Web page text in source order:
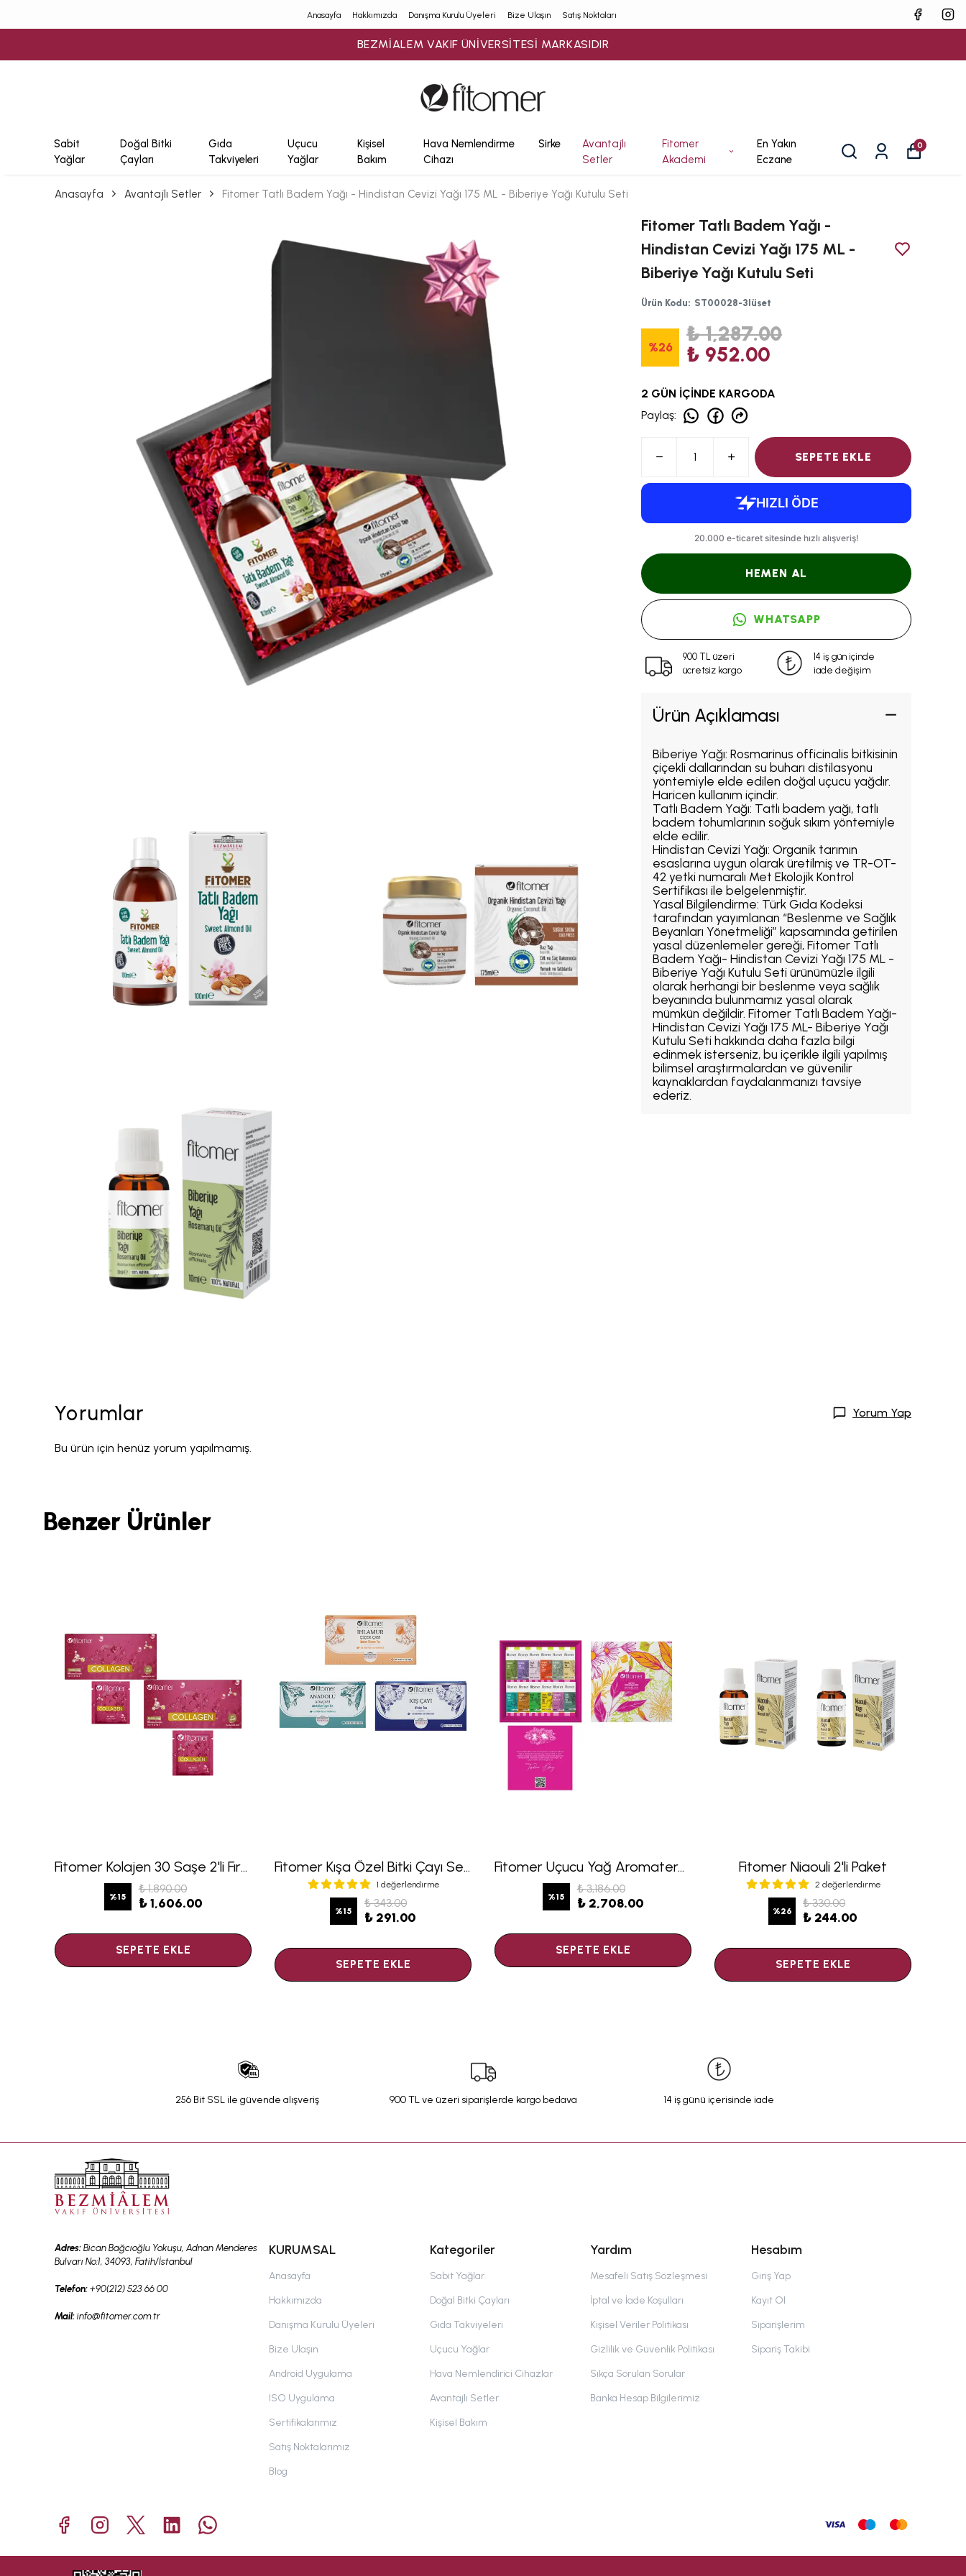
Anasayfa Hakkımızda Danışma Kurulu Üyeleri Bize Ulaşın Satış Noktaları
900₺ ÜZERİ ÜCRETSİZ KARGO
Sabit
Yağlar
Doğal Bitki
Çayları
Gıda
Takviyeleri
Uçucu
Yağlar
Kişisel
Bakım
Hava Nemlendirme
Cihazı
Sirke
Avantajlı
Setler
Fitomer
Akademi
En Yakın
Eczane
0
Anasayfa Avantajlı Setler Fitomer Tatlı Badem Yağı - Hindistan Cevizi Yağı 175 ML - Biberiye Yağı Kutulu Seti
Fitomer Tatlı Badem Yağı -
Hindistan Cevizi Yağı 175 ML -
Biberiye Yağı Kutulu Seti
Ürün Kodu: ST00028-3lüset
%26
₺ 1,287.00
₺ 952.00
2 GÜN İÇİNDE KARGODA
Paylaş:
SEPETE EKLE
HEMEN AL
WHATSAPP
900 TL üzeri
ücretsiz kargo
14 iş gün içinde
iade değişim
Ürün Açıklaması
Biberiye Yağı: Rosmarinus officinalis bitkisinin
çiçekli dallarından su buharı distilasyonu
yöntemiyle elde edilen doğal uçucu yağdır.
Haricen kullanım içindir.
Tatlı Badem Yağı: Tatlı badem yağı, tatlı
badem tohumlarının soğuk sıkım yöntemiyle
elde edilir.
Hindistan Cevizi Yağı: Organik tarımın
esaslarına uygun olarak üretilmiş ve TR-OT-
42 yetki numaralı Met Ekolojik Kontrol
Sertifikası ile belgelenmiştir.
Yasal Bilgilendirme: Türk Gıda Kodeksi
tarafından yayımlanan “Beslenme ve Sağlık
Beyanları Yönetmeliği” kapsamında getirilen
yasal düzenlemeler gereği, Fitomer Tatlı
Badem Yağı- Hindistan Cevizi Yağı 175 ML -
Biberiye Yağı Kutulu Seti ürünümüzle ilgili
olarak herhangi bir beslenme veya sağlık
beyanında bulunmamız yasal olarak
mümkün değildir. Fitomer Tatlı Badem Yağı-
Hindistan Cevizi Yağı 175 ML- Biberiye Yağı
Kutulu Seti hakkında daha fazla bilgi
edinmek isterseniz, bu içerikle ilgili yapılmış
bilimsel araştırmalardan ve güvenilir
kaynaklardan faydalanmanızı tavsiye
ederiz.
Yorumlar Yorum Yap
Bu ürün için henüz yorum yapılmamış.
Benzer Ürünler
Fitomer Kolajen 30 Saşe 2'li Fırsat Seti
%15
₺ 1,890.00
₺ 1,606.00
SEPETE EKLE
Fitomer Kışa Özel Bitki Çayı Seti ( Adaçayı - Kış - Ihlamur Çiçek Çayı)
1 değerlendirme
%15
₺ 343.00
₺ 291.00
SEPETE EKLE
Fitomer Uçucu Yağ Aromaterapi Seti 2 – 12’li
%15
₺ 3,186.00
₺ 2,708.00
SEPETE EKLE
Fitomer Niaouli 2'li Paket
2 değerlendirme
%26
₺ 330.00
₺ 244.00
SEPETE EKLE
256 Bit SSL ile güvende alışveriş 900 TL ve üzeri siparişlerde kargo bedava 14 iş günü içerisinde iade
KURUMSAL
Anasayfa
Hakkımızda
Danışma Kurulu Üyeleri
Bize Ulaşın
Android Uygulama
ISO Uygulama
Sertifikalarımız
Satış Noktalarımız
Blog
Kategoriler
Sabit Yağlar
Doğal Bitki Çayları
Gıda Takviyeleri
Uçucu Yağlar
Hava Nemlendirici Cihazlar
Avantajlı Setler
Kişisel Bakım
Yardım
Mesafeli Satış Sözleşmesi
İptal ve İade Koşulları
Kişisel Veriler Politikası
Gizlilik ve Güvenlik Politikası
Sıkça Sorulan Sorular
Banka Hesap Bilgilerimiz
Hesabım
Giriş Yap
Kayıt Ol
Siparişlerim
Sipariş Takibi
Adres:Bican Bağcıoğlu Yokuşu, Adnan Menderes
Bulvarı No:1, 34093, Fatih/İstanbul
Telefon:+90(212) 523 66 00
Mail:info@fitomer.com.tr